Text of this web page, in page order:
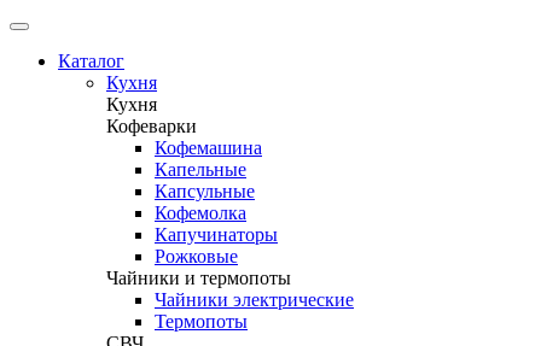
Каталог
Кухня
Кухня
Кофеварки
Кофемашина
Капельные
Капсульные
Кофемолка
Капучинаторы
Рожковые
Чайники и термопоты
Чайники электрические
Термопоты